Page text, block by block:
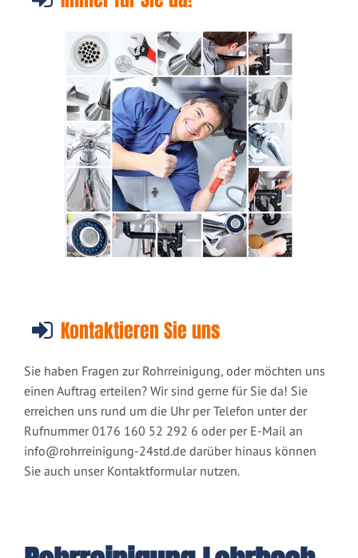
Kontaktieren Sie uns
Sie haben Fragen zur Rohrreinigung, oder möchten uns
einen Auftrag erteilen? Wir sind gerne für Sie da! Sie
erreichen uns rund um die Uhr per Telefon unter der
Rufnummer 0176 160 52 292 6 oder per E-Mail an
info@rohrreinigung-24std.de darüber hinaus können
Sie auch unser Kontaktformular nutzen.